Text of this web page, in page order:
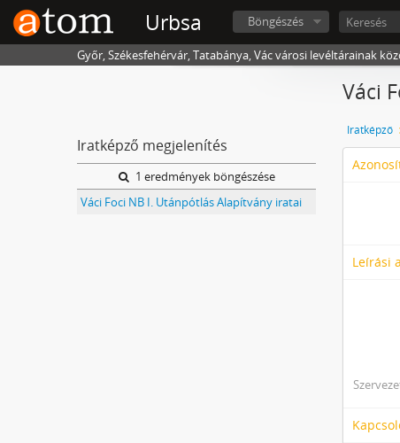
Urbsa Böngészés
Győr, Székesfehérvár, Tatabánya, Vác városi levéltárainak
Iratképző megjelenítés
1 eredmények böngészése
Váci Foci NB I. Utánpótlás Alapítvány iratai
Váci
Iratképző
Leírási